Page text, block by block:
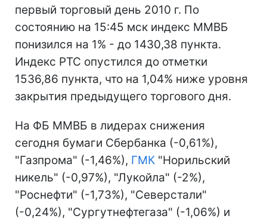
первый торговый день 2010 г. По
состоянию на 15:45 мск индекс ММВБ
понизился на 1% - до 1430,38 пункта.
Индекс РТС опустился до отметки
1536,86 пункта, что на 1,04% ниже уровня
закрытия предыдущего торгового дня.
На ФБ ММВБ в лидерах снижения
сегодня бумаги Сбербанка (-0,61%),
"Газпрома" (-1,46%), ГМК "Норильский
никель" (-0,97%), "Лукойла" (-2%),
"Роснефти" (-1,73%), "Северстали"
(-0,24%), "Сургутнефтегаза" (-1,06%) и